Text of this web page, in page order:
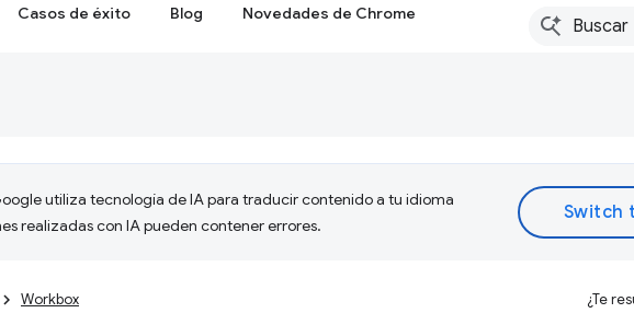
Casos de éxito Blog Novedades de Chrome
utiliza tecnología de IA para traducir contenido a tu idioma
realizadas con IA pueden contener errores.
Workbox ¿Te